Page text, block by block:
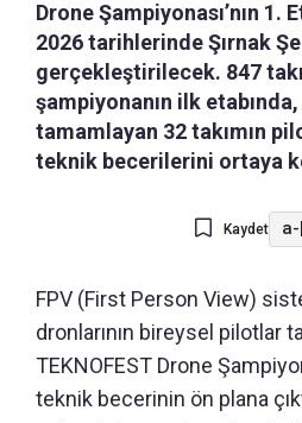
Drone Şampiyonası’nın 1.
2026 tarihlerinde Şırnak
gerçekleştirilecek. 847
şampiyonanın ilk
tamamlayan 32 takımın
teknik becerilerini ortaya
Kaydet a-|
FPV (First Person View)
dronlarının bireysel pilotlar
TEKNOFEST Drone
teknik becerinin ön plana